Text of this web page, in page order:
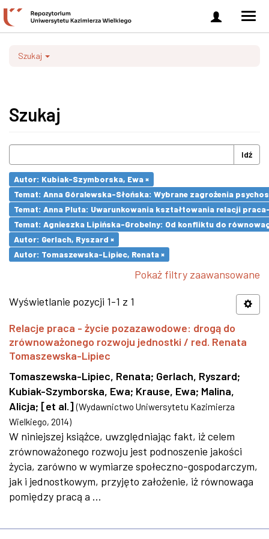
Zaloguj
się
Szukaj
Szukaj
Idź
Autor: Kubiak-Szymborska, Ewa ×
Temat: Anna Góralewska-Słońska: Wybrane zagrożenia
Temat: Anna Pluta: Uwarunkowania kształtowania relacji
Temat: Agnieszka Lipińska-Grobelny: Od konfliktu do
Autor: Gerlach, Ryszard ×
Autor: Tomaszewska-Lipiec, Renata ×
Pokaż filtry zaawansowane
Wyświetlanie pozycji 1-1 z 1
Relacje praca - życie pozazawodowe: drogą do
zrównoważonego rozwoju jednostki / red. Renata
Tomaszewska-Lipiec
Tomaszewska-Lipiec, Renata; Gerlach, Ryszard;
Kubiak-Szymborska, Ewa; Krause, Ewa; Malina,
Alicja; [et al.] (Wydawnictwo Uniwersytetu Kazimierza
Wielkiego, 2014)
W niniejszej książce, uwzględniając fakt, iż celem
zrównoważonego rozwoju jest podnoszenie jakości
życia, zarówno w wymiarze społeczno-gospodarczym,
jak i jednostkowym, przyjęto założenie, iż równowaga
pomiędzy pracą a ...